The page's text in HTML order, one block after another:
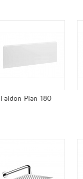
Faldon Plan 180